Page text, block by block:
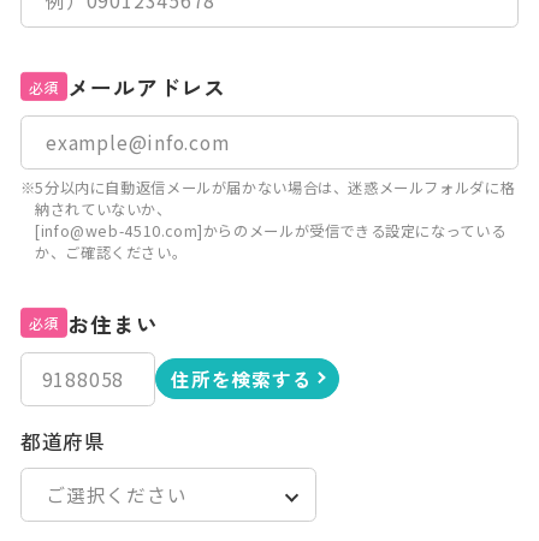
必須 メールアドレス
※5分以内に自動返信メールが届かない場合は、迷惑メールフォルダに格
納されていないか、
[info@web-4510.com]からのメールが受信できる設定になっている
か、ご確認ください。
必須 お住まい
住所を検索する
都道府県